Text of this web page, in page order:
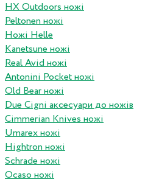
HX Outdoors ножі
Peltonen ножі
Ножі Helle
Kanetsune ножі
Real Avid ножі
Antonini Pocket ножі
Old Bear ножі
Due Cigni аксесуари до ножів
Cimmerian Knives ножі
Umarex ножі
Hightron ножі
Schrade ножі
Ocaso ножі